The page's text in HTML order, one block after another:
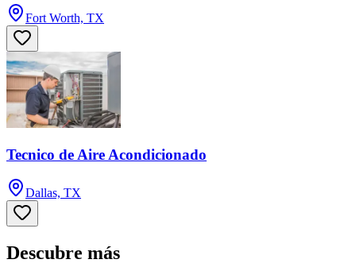
Fort Worth, TX
Tecnico de Aire Acondicionado
Dallas, TX
Descubre más